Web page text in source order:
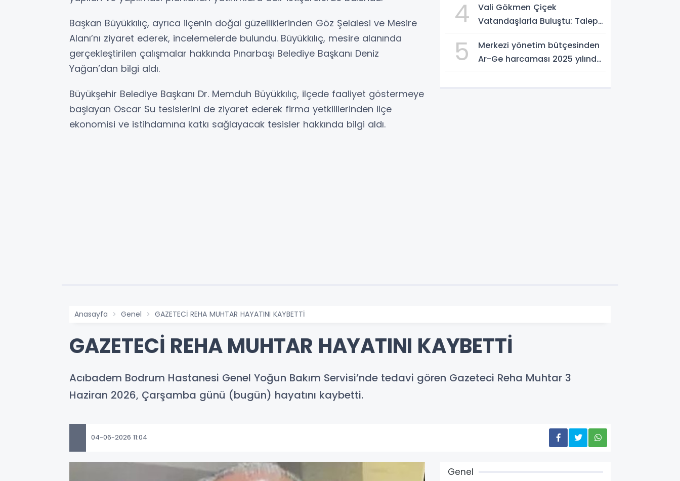
Başkan Büyükkılıç, ayrıca ilçenin doğal güzelliklerinden Göz Şelalesi ve Mesire
Alanı’nı ziyaret ederek, incelemelerde bulundu. Büyükkılıç, mesire alanında
gerçekleştirilen çalışmalar hakkında Pınarbaşı Belediye Başkanı Deniz
Yağan’dan bilgi aldı.
Büyükşehir Belediye Başkanı Dr. Memduh Büyükkılıç, ilçede faaliyet göstermeye
başlayan Oscar Su tesislerini de ziyaret ederek firma yetkililerinden ilçe
ekonomisi ve istihdamına katkı sağlayacak tesisler hakkında bilgi aldı.
4
Vali Gökmen Çiçek
Vatandaşlarla Buluştu: Talep
5
Merkezi yönetim bütçesinden
Ar-Ge harcaması 2025 yılında
Anasayfa Genel GAZETECİ REHA MUHTAR HAYATINI KAYBETTİ
GAZETECİ REHA MUHTAR HAYATINI KAYBETTİ
Acıbadem Bodrum Hastanesi Genel Yoğun Bakım Servisi’nde tedavi gören Gazeteci Reha Muhtar 3
Haziran 2026, Çarşamba günü (bugün) hayatını kaybetti.
04-06-2026 11:04
Genel